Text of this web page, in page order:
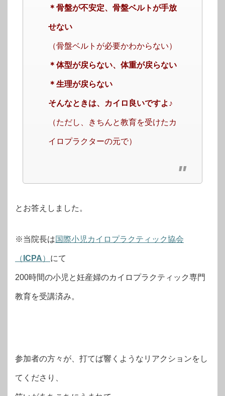
＊骨盤が不安定、骨盤ベルトが手放
せない
（骨盤ベルトが必要かわからない）
＊体型が戻らない、体重が戻らない
＊生理が戻らない
そんなときは、カイロ良いですよ♪
（ただし、きちんと教育を受けたカ
イロプラクターの元で）
とお答えしました。
※当院長は国際小児カイロプラクティック協会
（ ICPA） にて
200時間の小児と妊産婦のカイロプラクティック専門
教育を受講済み。
参加者の方々が、打てば響くようなリアクションをし
てくださり、